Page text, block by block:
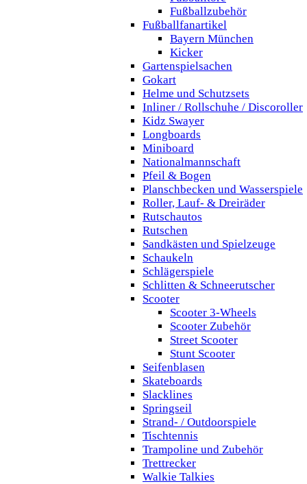
Fußballzubehör
Fußballfanartikel
Bayern München
Kicker
Gartenspielsachen
Gokart
Helme und Schutzsets
Inliner / Rollschuhe / Discoroller
Kidz Swayer
Longboards
Miniboard
Nationalmannschaft
Pfeil & Bogen
Planschbecken und Wasserspiele
Roller, Lauf- & Dreiräder
Rutschautos
Rutschen
Sandkästen und Spielzeuge
Schaukeln
Schlägerspiele
Schlitten & Schneerutscher
Scooter
Scooter 3-Wheels
Scooter Zubehör
Street Scooter
Stunt Scooter
Seifenblasen
Skateboards
Slacklines
Springseil
Strand- / Outdoorspiele
Tischtennis
Trampoline und Zubehör
Trettrecker
Walkie Talkies